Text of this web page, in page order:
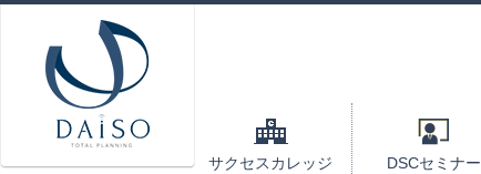
サクセスカレッジ DSCセミナー